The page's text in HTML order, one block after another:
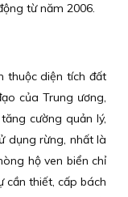
từ năm 2006.
thuộc diện tích đất
của Trung ương,
cường quản lý,
dụng rừng, nhất là
hộ ven biển chỉ
cần thiết, cấp bách